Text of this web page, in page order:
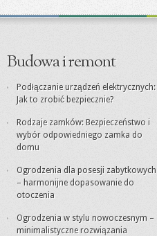
Budowa i remont
Podłączanie urządzeń elektrycznych:
Jak to zrobić bezpiecznie?
Rodzaje zamków: Bezpieczeństwo i
wybór odpowiedniego zamka do
domu
Ogrodzenia dla posesji zabytkowych
– harmonijne dopasowanie do
otoczenia
Ogrodzenia w stylu nowoczesnym –
minimalistyczne rozwiązania